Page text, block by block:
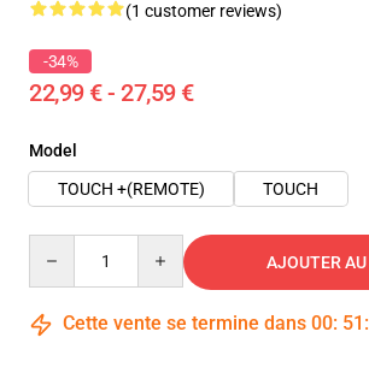
(1 customer reviews)
-34%
22,99 € - 27,59 €
Model
TOUCH +(REMOTE)
TOUCH
AJOUTER AU
Cette vente se termine dans 00: 51 :